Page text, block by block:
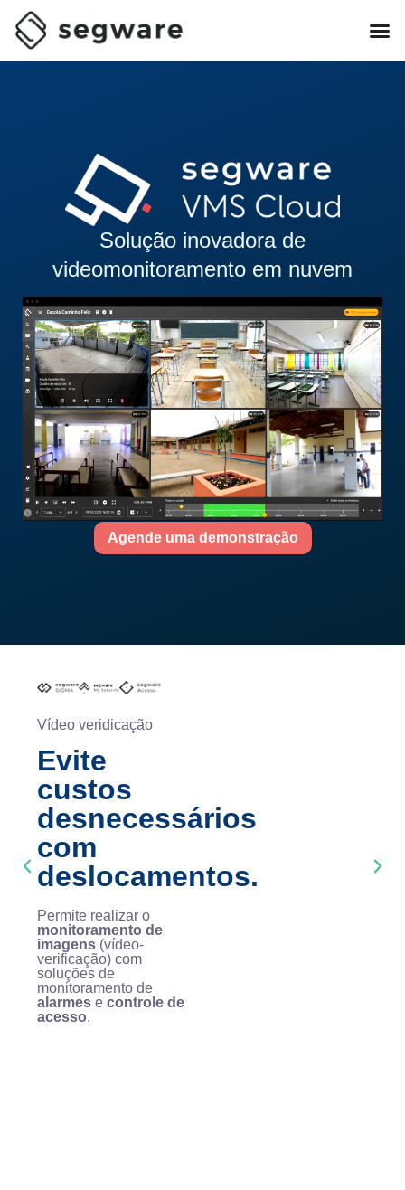
Solução inovadora de
videomonitoramento em nuvem
Agende uma demonstração
Vídeo veridicação
Evite
custos
desnecessários
com
deslocamentos.
Permite realizar o
monitoramento de
imagens(vídeo-
verificação) com
soluções de
monitoramento de
alarmese controle de
acesso.